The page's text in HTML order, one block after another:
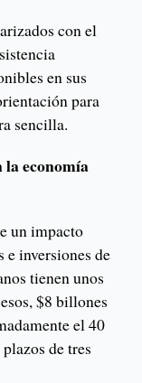
con el
en sus
para
sencilla.
la economía
un impacto
inversiones de
tienen unos
$8 billones
el 40
de tres